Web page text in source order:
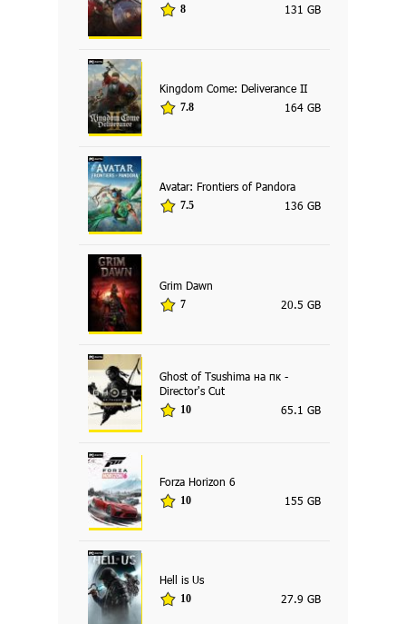
8 131 GB
Kingdom Come: Deliverance II
7.8 164 GB
Avatar: Frontiers of Pandora
7.5 136 GB
Grim Dawn
7 20.5 GB
Ghost of Tsushima на пк -
Director's Cut
10 65.1 GB
Forza Horizon 6
10 155 GB
Hell is Us
10 27.9 GB